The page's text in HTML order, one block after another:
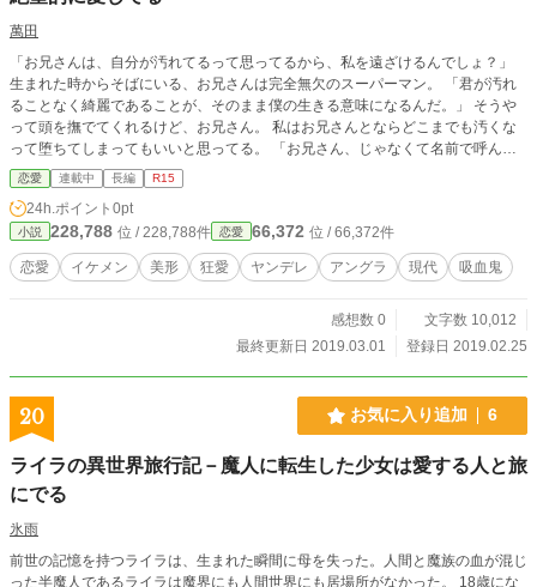
萬田
「お兄さんは、自分が汚れてるって思ってるから、私を遠ざけるんでしょ？」
生まれた時からそばにいる、お兄さんは完全無欠のスーパーマン。 「君が汚れ
ることなく綺麗であることが、そのまま僕の生きる意味になるんだ。」 そうや
って頭を撫でてくれるけど、お兄さん。 私はお兄さんとならどこまでも汚くな
って堕ちてしまってもいいと思ってる。 「お兄さん、じゃなくて名前で呼んで
よ。」 「お兄さん！」 「………強情だね。」 そんな目で見ないでよ、お兄さ
ん。 眉目秀麗、頭脳明晰な完璧なお兄さんの正体は、日本で一番大きな極道の
一門の跡取り。 お兄さんはいつも優しくて、素敵だけど、もうこんなことはや
めてほしい。 まるで私を好きみたいな態度を取らないで。 私がお兄さんのこと
を好きになったら、どうしてくれるんですか。 どうせ最後は私のことを捨てる
って、いつも言ってるくせに。
恋愛 連載中 長編 R15
24h.ポイント 0pt
小説 228,788 位 / 228,788件 恋愛 66,372 位 / 66,372件
恋愛 イケメン 美形 狂愛 ヤンデレ アングラ 現代 吸血鬼
感想数 0
文字数 10,012
最終更新日 2019.03.01
登録日 2019.02.25
20 お気に入り追加 6
ライラの異世界旅行記－魔人に転生した少女は愛する人と旅
にでる
氷雨
前世の記憶を持つライラは、生まれた瞬間に母を失った。人間と魔族の血が混じ
った半魔人であるライラは魔界にも人間世界にも居場所がなかった。 18歳にな